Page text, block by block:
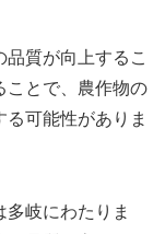
質が向上するこ
ことで、農作物の
可能性がありま
岐にわたりま